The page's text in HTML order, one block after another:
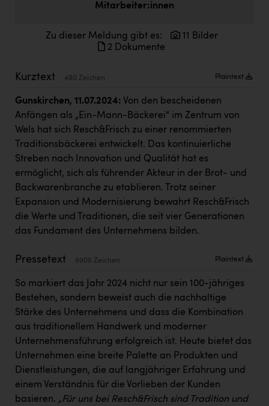
ERLUS AG
Firmenradl
Fristads Austria
HIG Infomotion Group
IFE Austria GmbH
INTERSPAR
INTERSPORT Austria
Jesolo
Jane Goodall Institute Austria
Kärcher
Karin Liedl
KIWI Kinderwunsch Institut Dr. Loimer
KLIPP Frisör
Kleider Bauer
Mitarbeiter:innen
Zu dieser Meldung gibt es:
11 Bilder
2 Dokumente
Kurztext 480 Zeichen Plaintext
Gunskirchen, 11.07.2024: Von den bescheidenen
Anfängen als „Ein-Mann-Bäckerei“ im Zentrum von
Wels hat sich Resch&Frisch zu einer renommierten
Traditionsbäckerei entwickelt. Das kontinuierliche
Streben nach Innovation und Qualität hat es
ermöglicht, sich als führender Akteur in der Brot- und
Backwarenbranche zu etablieren. Trotz seiner
Expansion und Modernisierung bewahrt Resch&Frisch
die Werte und Traditionen, die seit vier Generationen
das Fundament des Unternehmens bilden.
Pressetext 9905 Zeichen Plaintext
So markiert das Jahr 2024 nicht nur sein 100-jähriges
Bestehen, sondern beweist auch die nachhaltige
Stärke des Unternehmens und dass die Kombination
aus traditionellem Handwerk und moderner
Unternehmensführung erfolgreich ist. Heute bietet das
Unternehmen eine breite Palette an Produkten und
Dienstleistungen, die auf langjähriger Erfahrung und
einem Verständnis für die Vorlieben der Kunden
basieren. „Für uns bei Resch&Frisch sind Tradition und